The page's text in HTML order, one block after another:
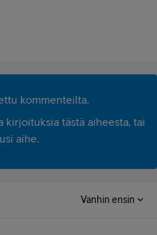
kommenteilta.
kirjoituksia tästä aiheesta, tai
aihe.
Vanhin ensin